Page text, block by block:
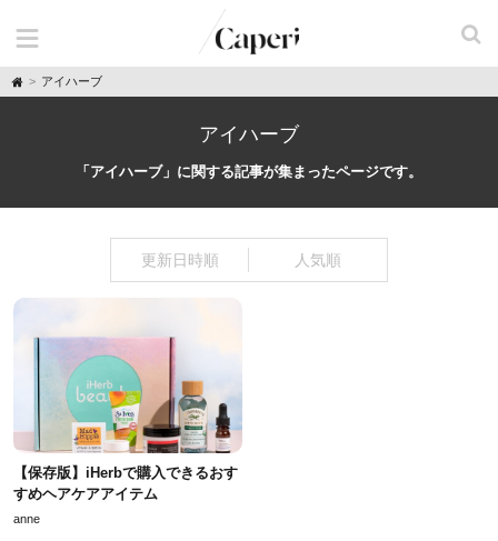
H
o
アイハーブ
アイハーブ
「アイハーブ」に関する記事が集まったページです。
更新日時順 人気順
【保存版】iHerbで購入できるおす
すめヘアケアアイテム
anne